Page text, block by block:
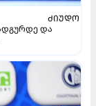
ᲫᲘᲣᲓᲝ
და